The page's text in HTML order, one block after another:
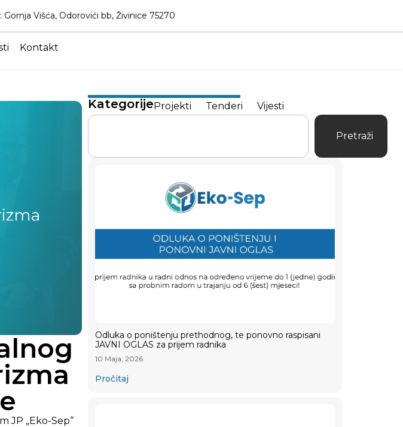
Gornja Višća, Odorovići bb, Živinice 75270
Kontakt
JP „Eko-Sep“
Kategorije Projekti Tenderi Vijesti
Pretraži
Odluka o poništenju prethodnog, te ponovno raspisani
JAVNI OGLAS za prijem radnika
10 Maja, 2026
Pročitaj